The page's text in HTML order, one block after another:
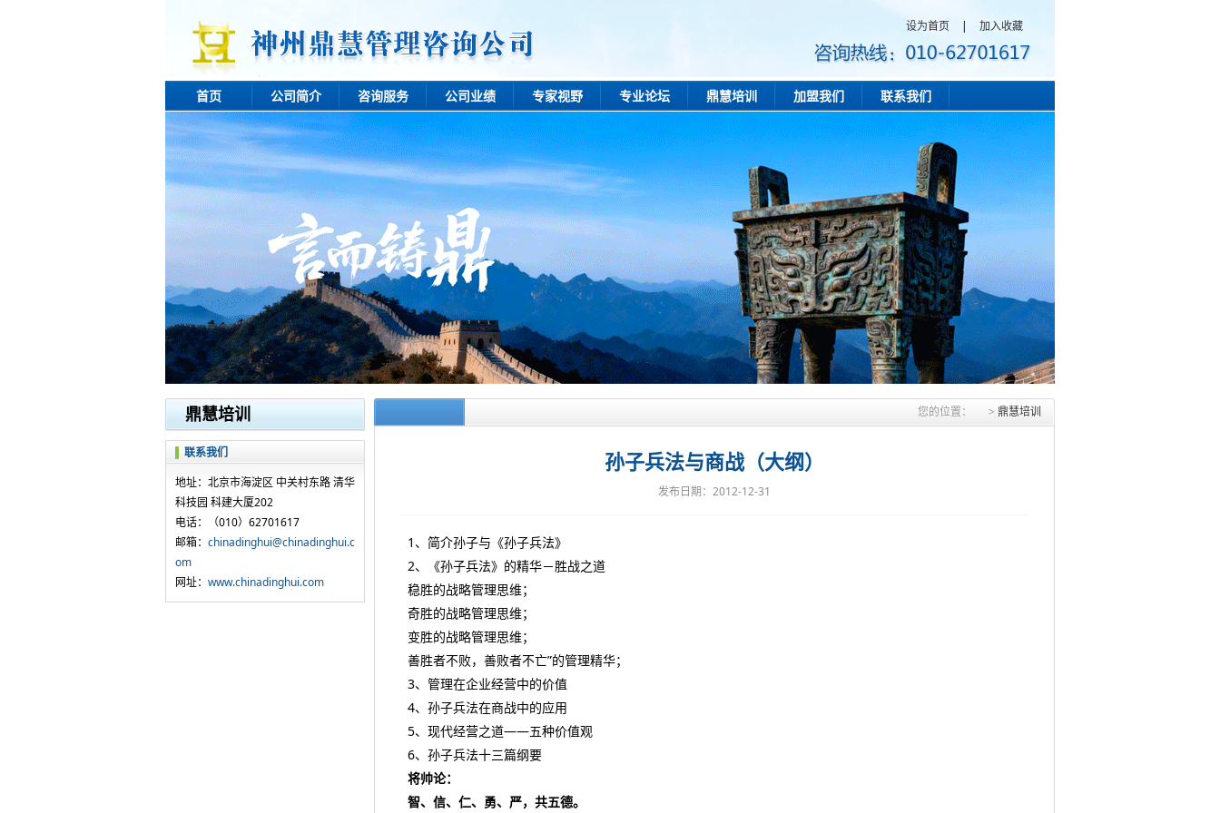
设为首页 | 加入收藏
首页 公司简介 咨询服务 公司业绩 专家视野 专业论坛 鼎慧培训 加盟我们 联系我们
鼎慧培训
联系我们
地址：北京市海淀区 中关村东路 清华
科技园 科建大厦202
电话：（010）62701617
邮箱： chinadinghui@chinadinghui.c
om
网址： www.chinadinghui.com
您的位置： > 鼎慧培训
孙子兵法与商战（大纲）
发布日期：2012-12-31
1、简介孙子与《孙子兵法》
2、《孙子兵法》的精华－胜战之道
稳胜的战略管理思维；
奇胜的战略管理思维；
变胜的战略管理思维；
善胜者不败，善败者不亡”的管理精华；
3、管理在企业经营中的价值
4、孙子兵法在商战中的应用
5、现代经营之道——五种价值观
6、孙子兵法十三篇纲要
将帅论：
智、信、仁、勇、严，共五德。